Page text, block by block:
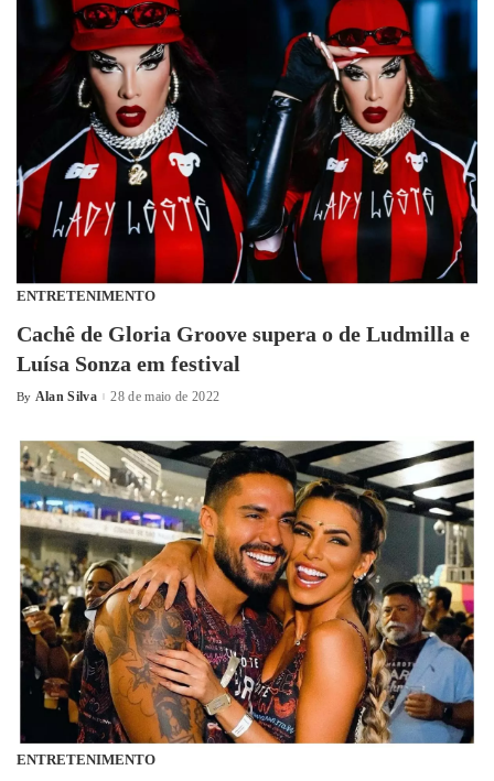
ENTRETENIMENTO
Cachê de Gloria Groove supera o de Ludmilla e
Luísa Sonza em festival
By Alan Silva 28 de maio de 2022
ENTRETENIMENTO